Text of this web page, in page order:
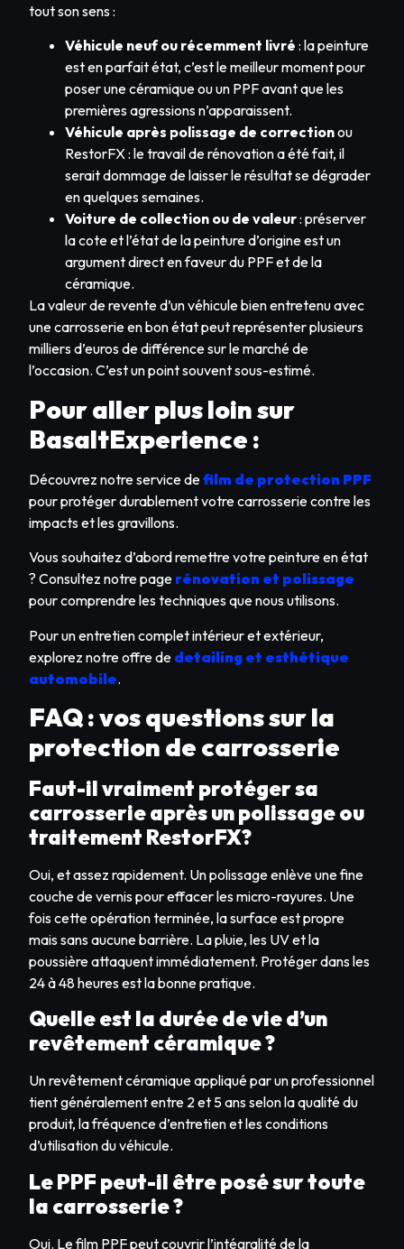
tout son sens :
Véhicule neuf ou récemment livré : la peinture
est en parfait état, c’est le meilleur moment pour
poser une céramique ou un PPF avant que les
premières agressions n’apparaissent.
Véhicule après polissage de correctionou
RestorFX : le travail de rénovation a été fait, il
serait dommage de laisser le résultat se dégrader
en quelques semaines.
Voiture de collection ou de valeur: préserver
la cote et l’état de la peinture d’origine est un
argument direct en faveur du PPF et de la
céramique.
La valeur de revente d’un véhicule bien entretenu avec
une carrosserie en bon état peut représenter plusieurs
milliers d’euros de différence sur le marché de
l’occasion. C’est un point souvent sous-estimé.
Pour aller plus loin sur
BasaltExperience :
Découvrez notre service defilm de protection PPF
pour protéger durablement votre carrosserie contre les
impacts et les gravillons.
Vous souhaitez d’abord remettre votre peinture en état
? Consultez notre page rénovation et polissage
pour comprendre les techniques que nous utilisons.
Pour un entretien complet intérieur et extérieur,
explorez notre offre de detailing et esthétique
automobile.
FAQ : vos questions sur la
protection de carrosserie
Faut-il vraiment protéger sa
carrosserie après un polissage ou
traitement RestorFX?
Oui, et assez rapidement. Un polissage enlève une fine
couche de vernis pour effacer les micro-rayures. Une
fois cette opération terminée, la surface est propre
mais sans aucune barrière. La pluie, les UV et la
poussière attaquent immédiatement. Protéger dans les
24 à 48 heures est la bonne pratique.
Quelle est la durée de vie d’un
revêtement céramique ?
Un revêtement céramique appliqué par un professionnel
tient généralement entre 2 et 5 ans selon la qualité du
produit, la fréquence d’entretien et les conditions
d’utilisation du véhicule.
Le PPF peut-il être posé sur toute
la carrosserie ?
Oui. Le film PPF peut couvrir l’intégralité de la